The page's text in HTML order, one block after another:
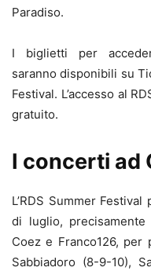
Paradiso.
I biglietti per
saranno disponibili su
Festival. L’accesso al
gratuito.
I concerti ad
L’RDS Summer
di luglio,
Coez e Franco126,
Sabbiadoro (8-9-10),